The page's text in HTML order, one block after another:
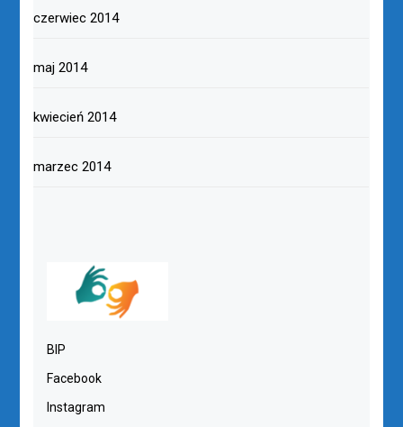
czerwiec 2014
maj 2014
kwiecień 2014
marzec 2014
BIP
Facebook
Instagram